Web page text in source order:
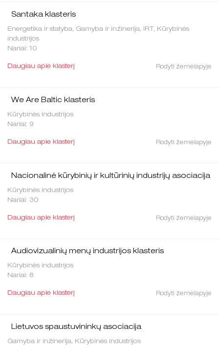
Santaka klasteris
Energetika ir statyba, Gamyba ir inžinerija, IRT, Kūrybinės
industrijos
Nariai: 10
Rodyti žemėlapyje
Daugiau apie klasterį
We Are Baltic klasteris
Kūrybinės industrijos
Nariai: 9
Rodyti žemėlapyje
Daugiau apie klasterį
Nacionalinė kūrybinių ir kultūrinių industrijų asociacija
Kūrybinės industrijos
Nariai: 30
Rodyti žemėlapyje
Daugiau apie klasterį
Audiovizualinių menų industrijos klasteris
Kūrybinės industrijos
Nariai: 8
Rodyti žemėlapyje
Daugiau apie klasterį
Lietuvos spaustuvininkų asociacija
Gamyba ir inžinerija, Kūrybinės industrijos